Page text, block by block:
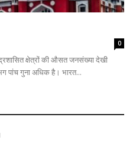
0
क्षेत्रों की औसत जनसंख्या देखी
पांच गुना अधिक है। भारत...